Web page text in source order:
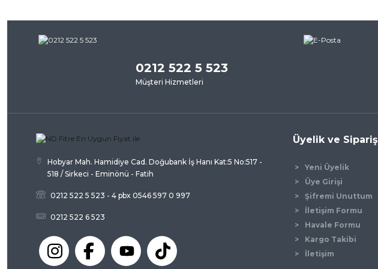
0212 522 5 523
Müşteri Hizmetleri
Hobyar Mah. Hamidiye Cad. Doğubank İş Hanı Kat:5 No:517 -
518 / Sirkeci - Eminönü - Fatih
0212 522 5 523 - 4 pbx 0546 597 0 997
0212 522 6 523
Üyelik ve Sipariş
Yeni Üyelik
Üye Girişi
Şifremi Unuttum
İletişim Formu
Havale Formu
Kargo Takibi
İletişim